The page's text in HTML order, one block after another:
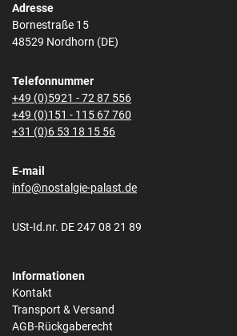
Adresse
Bornestraße 15
48529 Nordhorn (DE)
Telefonnummer
+49 (0)5921 - 72 87 556
+49 (0)151 - 115 67 760
+31 (0)6 53 18 15 56
E-mail
info@nostalgie-palast.de
USt-Id.nr. DE 247 08 21 89
Informationen
Kontakt
Transport & Versand
AGB-Rückgaberecht